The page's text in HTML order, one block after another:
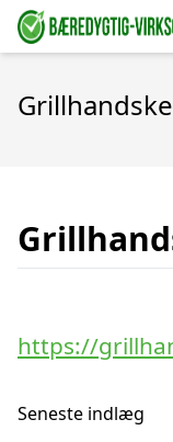
https://
Seneste indlæg